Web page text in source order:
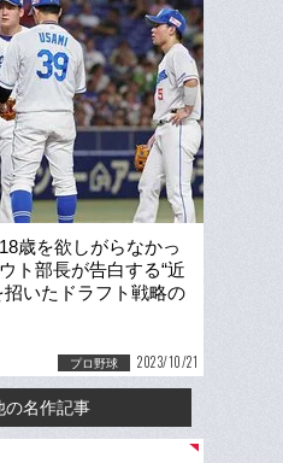
歳を欲しがらなかっ
ト部長が告白する“近
招いたドラフト戦略の
」
プロ野球 2023/10/21
の名作記事